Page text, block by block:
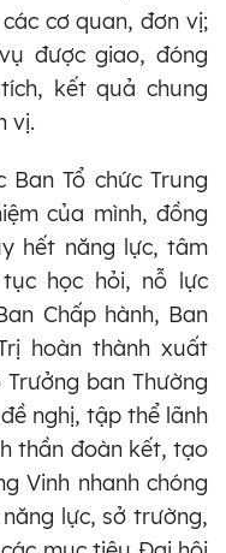
cơ quan, đơn vị;
được giao, đóng
kết quả chung
vị.
Ban Tổ chức Trung
của mình, đồng
hết năng lực, tâm
học hỏi, nỗ lực
Chấp hành, Ban
hoàn thành xuất
ban Thường
nghị, tập thể lãnh
thần đoàn kết, tạo
Vinh nhanh chóng
lực, sở trường,